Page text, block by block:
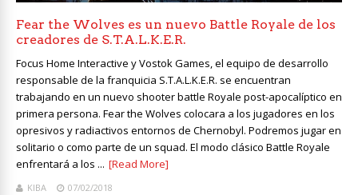
Fear the Wolves es un nuevo Battle Royale de los
creadores de S.T.A.L.K.E.R.
Focus Home Interactive y Vostok Games, el equipo de desarrollo
responsable de la franquicia S.T.A.L.K.E.R. se encuentran
trabajando en un nuevo shooter battle Royale post-apocalíptico en
primera persona. Fear the Wolves colocara a los jugadores en los
opresivos y radiactivos entornos de Chernobyl. Podremos jugar en
solitario o como parte de un squad. El modo clásico Battle Royale
enfrentará a los ... [Read More]
KIBA 07/02/2018